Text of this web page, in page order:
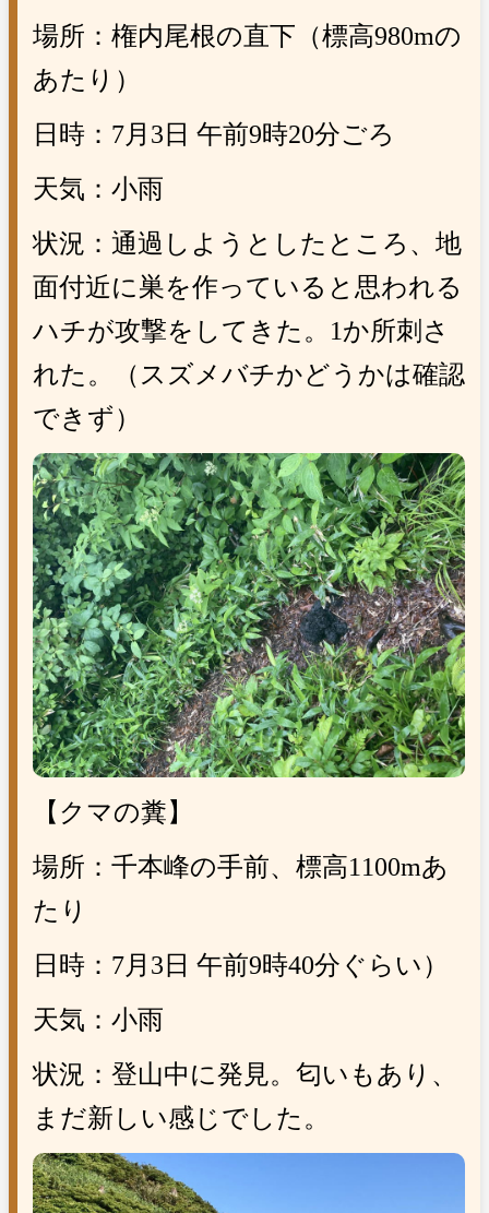
場所：権内尾根の直下（標高980mの
あたり）
日時： 7月 3 日 午前9時20分ごろ
天気：小雨
状況：通過しようとしたところ、地
面付近に巣を作っていると思われる
ハチが攻撃をしてきた。 1か所刺さ
れた。
（スズメバチかどうかは確認
できず）
【クマの糞】
場所：千本峰の手前、標高1100mあ
たり
日時： 7月 3 日 午前9時40分ぐらい）
天気：小雨
状況：登山中に発見。匂いもあり、
まだ新しい感じでした。